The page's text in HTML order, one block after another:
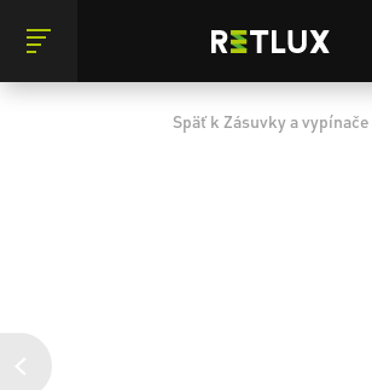
Späť k Zásuvky a vypínače